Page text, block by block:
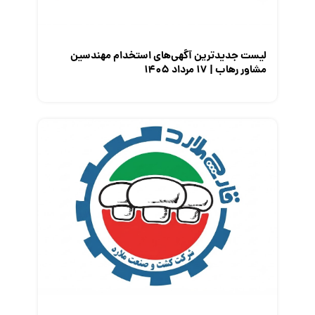
لیست جدیدترین آگهی‌های استخدام مهندسین
مشاور رهاب | ۱۷ مرداد ۱۴۰۵